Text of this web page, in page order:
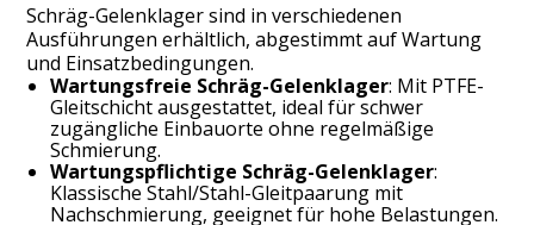
Schräg-Gelenklager sind in verschiedenen
Ausführungen erhältlich, abgestimmt auf Wartung
und Einsatzbedingungen.
Wartungsfreie Schräg-Gelenklager: Mit PTFE-
Gleitschicht ausgestattet, ideal für schwer
zugängliche Einbauorte ohne regelmäßige
Schmierung.
Wartungspflichtige Schräg-Gelenklager:
Klassische Stahl/Stahl-Gleitpaarung mit
Nachschmierung, geeignet für hohe Belastungen.